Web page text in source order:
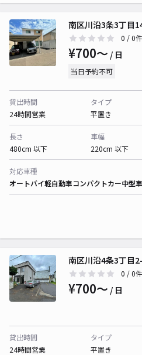
南区川沿3条3丁目
0 / 0件
¥700〜 / 日
当日予約不可
貸出時間
24時間営業
タイプ
平置き
長さ
480cm 以下
車幅
220cm 以下
対応車種
オートバイ軽自動車コンパクトカー中型車
南区川沿4条3丁目
0 / 0件
¥700〜 / 日
貸出時間
24時間営業
タイプ
平置き